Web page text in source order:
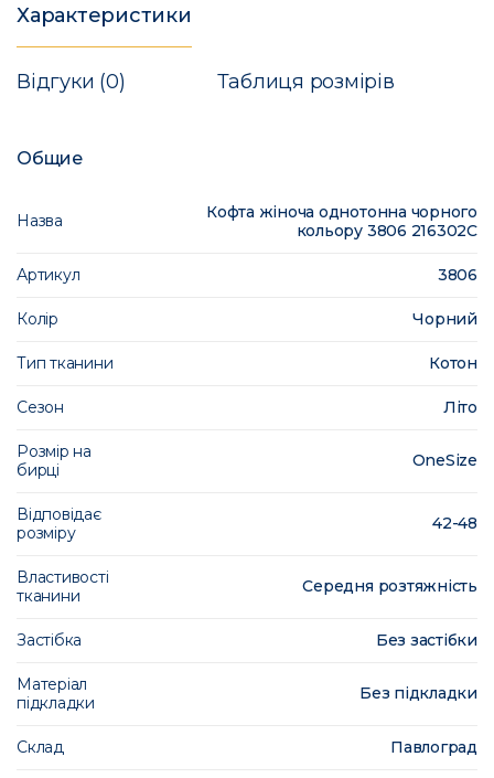
Характеристики
Відгуки (0) Таблиця розмірів
Общие
Назва
Кофта жіноча однотонна чорного
кольору 3806 216302C
Артикул 3806
Колір Чорний
Тип тканини Котон
Сезон Літо
Розмір на
бирці
OneSize
Відповідає
розміру
42-48
Властивості
тканини
Середня розтяжність
Застібка Без застібки
Матеріал
підкладки
Без підкладки
Склад Павлоград